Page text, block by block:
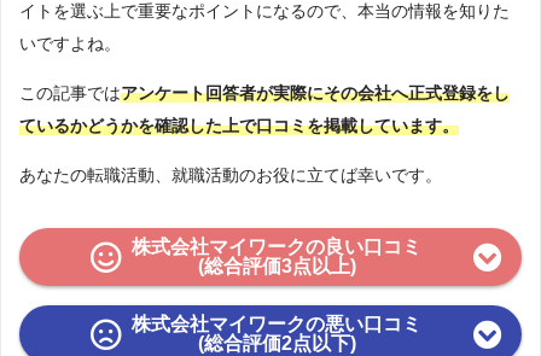
イトを選ぶ上で重要なポイントになるので、本当の情報を知りた
いですよね。
この記事ではアンケート回答者が実際にその会社へ正式登録をし
ているかどうかを確認した上で口コミを掲載しています。
あなたの転職活動、就職活動のお役に立てば幸いです。
株式会社マイワークの良い口コミ
(総合評価3点以上)
株式会社マイワークの悪い口コミ
(総合評価2点以下)